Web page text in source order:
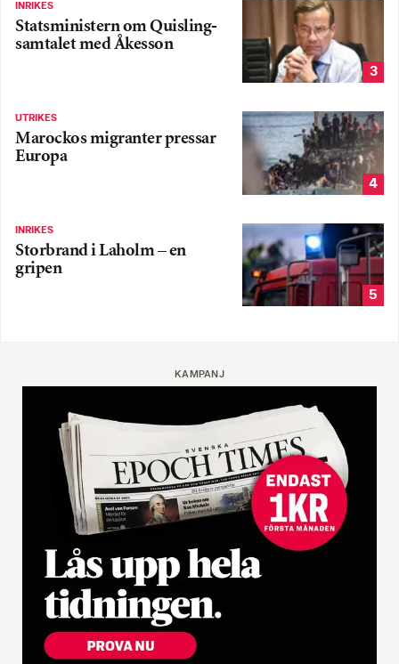
INRIKES
Statsministern om Quisling-
samtalet med Åkesson
3
UTRIKES
Marockos migranter pressar
Europa
4
INRIKES
Storbrand i Laholm – en
gripen
5
KAMPANJ